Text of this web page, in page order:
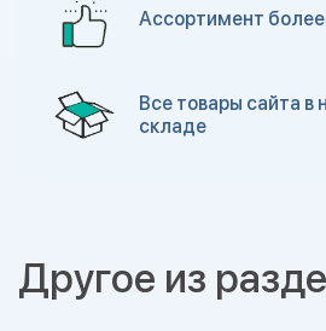
Ассортимент
Все товары сайта в
складе
Другое из